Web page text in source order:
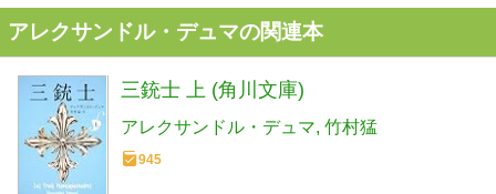
アレクサンドル・デュマの関連本
三銃士 上 (角川文庫)
アレクサンドル・デュマ 竹村猛
945